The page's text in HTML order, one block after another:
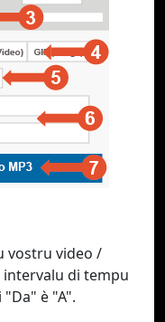
vostru video /
di tempu
è "A".